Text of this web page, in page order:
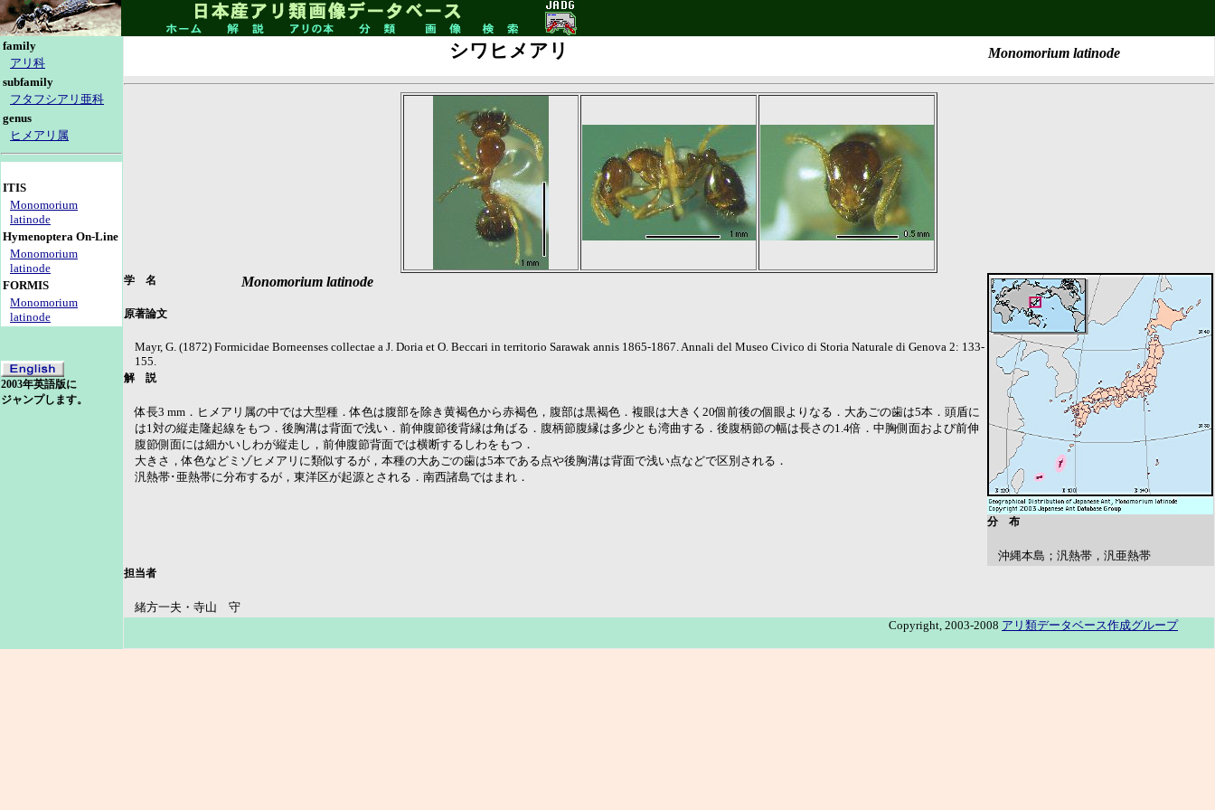
family
アリ科
subfamily
フタフシアリ亜科
genus
ヒメアリ属
ITIS
Monomorium
latinode
Hymenoptera On-Line
Monomorium
latinode
FORMIS
Monomorium
latinode
2003年英語版に
ジャンプします。
シワヒメアリ Monomorium latinode
学 名 Monomorium latinode
原著論文
Mayr, G. (1872) Formicidae Borneenses collectae a J. Doria et O. Beccari in territorio Sarawak annis 1865-1867. Annali del Museo Civico di Storia Naturale di Genova 2: 133-
155.
解 説
体長3 mm．ヒメアリ属の中では大型種．体色は腹部を除き黄褐色から赤褐色，腹部は黒褐色．複眼は大きく20個前後の個眼よりなる．大あごの歯は5本．頭盾に
は1対の縦走隆起線をもつ．後胸溝は背面で浅い．前伸腹節後背縁は角ばる．腹柄節腹縁は多少とも湾曲する．後腹柄節の幅は長さの1.4倍．中胸側面および前伸
腹節側面には細かいしわが縦走し，前伸腹節背面では横断するしわをもつ．
大きさ，体色などミゾヒメアリに類似するが，本種の大あごの歯は5本である点や後胸溝は背面で浅い点などで区別される．
汎熱帯･亜熱帯に分布するが，東洋区が起源とされる．南西諸島ではまれ．
分 布
沖縄本島；汎熱帯，汎亜熱帯
担当者
緒方一夫・寺山 守
Copyright, 2003-2008 アリ類データベース作成グループ